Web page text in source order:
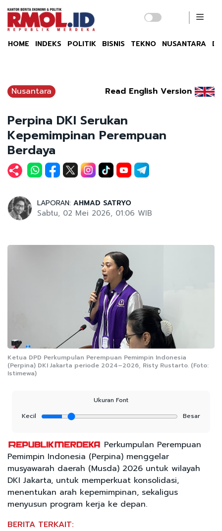
HOME INDEKS POLITIK BISNIS TEKNO NUSANTARA
Nusantara Read English Version
Perpina DKI Serukan
Kepemimpinan Perempuan
Berdaya
LAPORAN: AHMAD SATRYO
Sabtu, 02 Mei 2026, 01:06 WIB
Ketua DPD Perkumpulan Perempuan Pemimpin Indonesia
(Perpina) DKI Jakarta periode 2024–2026, Risty Rustarto. (Foto:
Istimewa)
Ukuran Font
Kecil
Besar
Perkumpulan Perempuan
Pemimpin Indonesia (Perpina) menggelar
musyawarah daerah (Musda) 2026 untuk wilayah
DKI Jakarta, untuk memperkuat konsolidasi,
menentukan arah kepemimpinan, sekaligus
menyusun program kerja ke depan.
BERITA TERKAIT: